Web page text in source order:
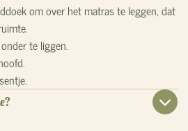
om over het matras te leggen, dat
te liggen.